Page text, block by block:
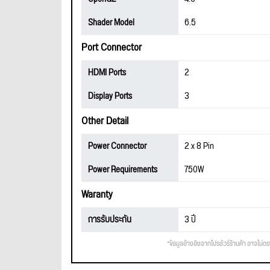
Shader Model
6.5
Port Connector
HDMI Ports
2
Display Ports
3
Other Detail
Power Connector
2 x 8 Pin
Power Requirements
750W
Waranty
การรับประกัน 3 ปี
*ข้อมูลอ้างอิงจากโปรชัวร์ร้านค้า อาจไม่